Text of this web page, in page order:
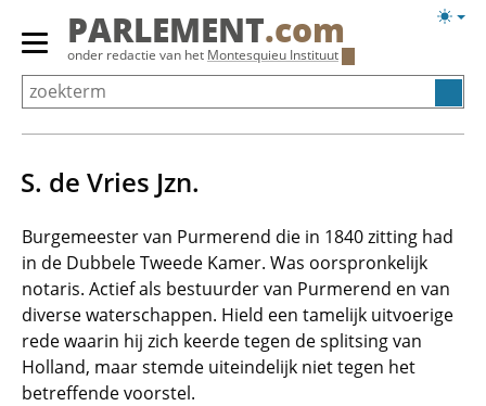
Overslaan
Primair
menu
tonen/verbergen
PARLEMENT.com
onder redactie van het Montesquieu Instituut
S. de Vries Jzn.
Burgemeester van Purmerend die in 1840 zitting had
in de Dubbele Tweede Kamer. Was oorspronkelijk
notaris. Actief als bestuurder van Purmerend en van
diverse waterschappen. Hield een tamelijk uitvoerige
rede waarin hij zich keerde tegen de splitsing van
Holland, maar stemde uiteindelijk niet tegen het
betreffende voorstel.